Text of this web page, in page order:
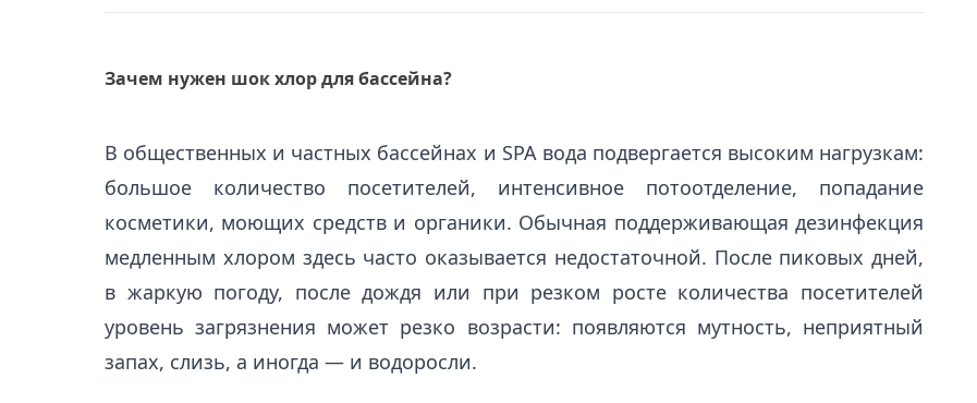
Зачем нужен шок хлор для бассейна?
В общественных и частных бассейнах и SPA вода подвергается высоким нагрузкам:
большое количество посетителей, интенсивное потоотделение, попадание
косметики, моющих средств и органики. Обычная поддерживающая дезинфекция
медленным хлором здесь часто оказывается недостаточной. После пиковых дней,
в жаркую погоду, после дождя или при резком росте количества посетителей
уровень загрязнения может резко возрасти: появляются мутность, неприятный
запах, слизь, а иногда — и водоросли.